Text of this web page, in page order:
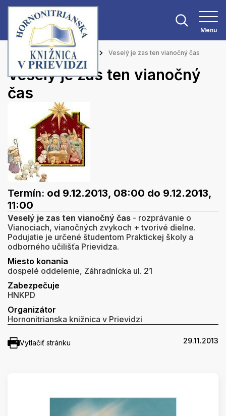
Menu
Hlavná stránka Podujatia Veselý je zas ten vianočný čas
Veselý je zas ten vianočný
čas
Termín: od 9.12.2013, 08:00 do 9.12.2013,
11:00
Veselý je zas ten vianočný čas - rozprávanie o
Vianociach, vianočných zvykoch + tvorivé dielne.
Podujatie je určené študentom Praktickej školy a
odborného učilišťa Prievidza.
Miesto konania
dospelé oddelenie, Záhradnícka ul. 21
Zabezpečuje
HNKPD
Organizátor
Hornonitrianska knižnica v Prievidzi
Vytlačiť stránku 29.11.2013